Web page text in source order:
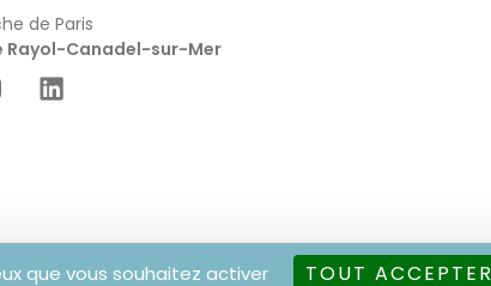
que vous souhaitez activer TOUT ACCEPTER
de Paris
Rayol-Canadel-sur-Mer